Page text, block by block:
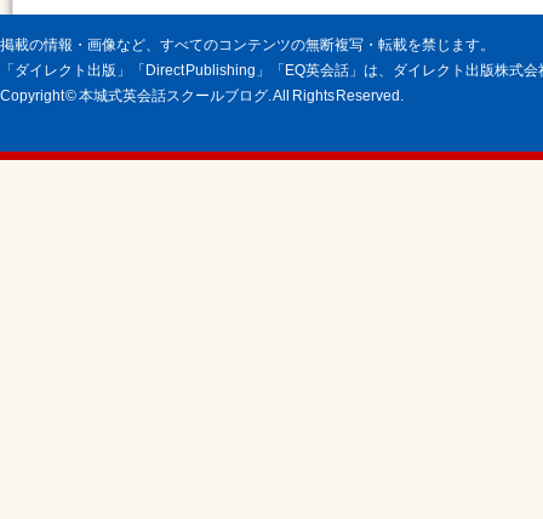
掲載の情報・画像など、すべてのコンテンツの無断複写・転載を禁じます。
「ダイレクト出版」「Direct Publishing」「EQ英会話」は、ダイレクト出版株式
Copyright © 本城式英会話スクールブログ. All Rights Reserved.